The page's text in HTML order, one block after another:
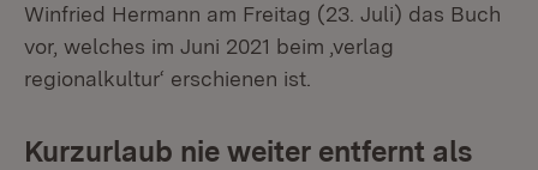
Winfried Hermann am Freitag (23. Juli) das Buch
vor, welches im Juni 2021 beim ‚verlag
regionalkultur‘ erschienen ist.
Kurzurlaub nie weiter entfernt als